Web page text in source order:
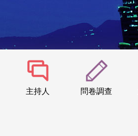
主持人 問卷調查